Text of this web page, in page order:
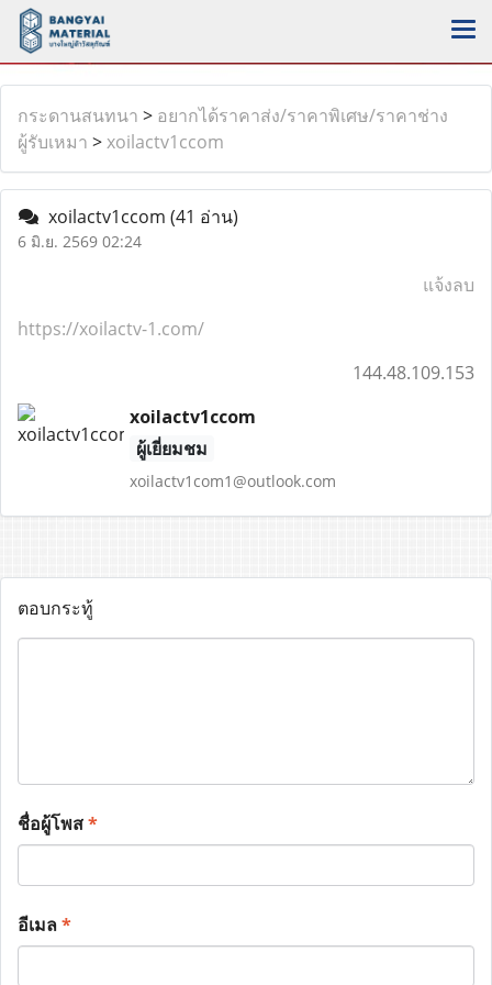
กระดานสนทนา > อยากได้ราคาส่ง/ราคาพิเศษ/ราคาช่าง
ผู้รับเหมา >xoilactv1ccom
xoilactv1ccom (41 อ่าน)
6 มิ.ย. 2569 02:24
แจ้งลบ
https://xoilactv-1.com/
144.48.109.153
xoilactv1ccom
ผู้เยี่ยมชม
xoilactv1com1@outlook.com
ตอบกระทู้
ชื่อผู้โพส*
อีเมล*